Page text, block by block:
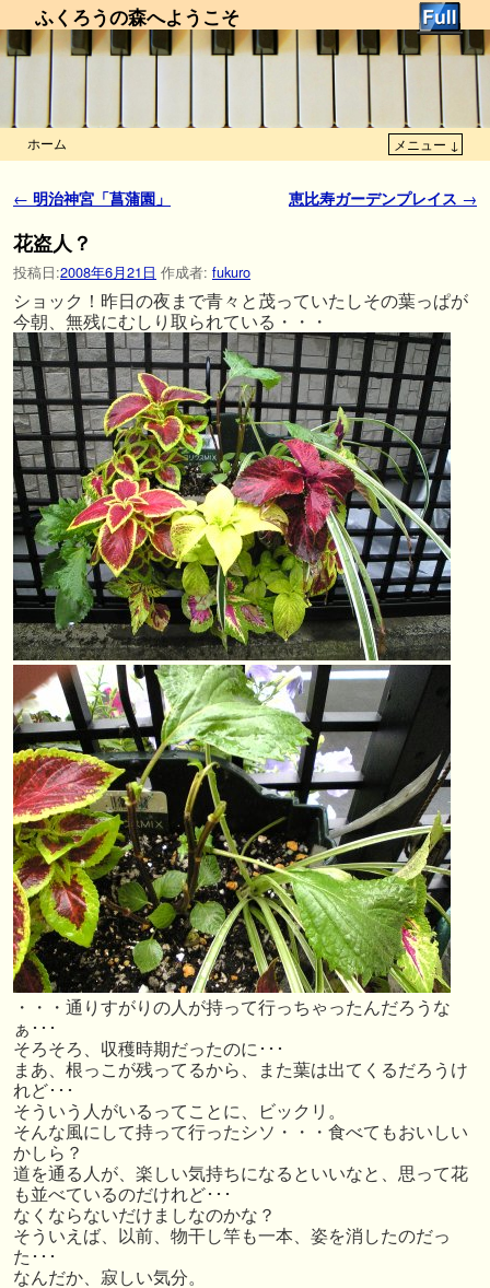
ふくろうの森へようこそ
ホーム メニュー ↓
投稿ナビゲーション
← 明治神宮「菖蒲園」 恵比寿ガーデンプレイス →
花盗人？
投稿日:2008年6月21日 作成者: fukuro
ショック！昨日の夜まで青々と茂っていたしその葉っぱが
今朝、無残にむしり取られている・・・
・・・通りすがりの人が持って行っちゃったんだろうな
ぁ･･･
そろそろ、収穫時期だったのに･･･
まあ、根っこが残ってるから、また葉は出てくるだろうけ
れど･･･
そういう人がいるってことに、ビックリ。
そんな風にして持って行ったシソ・・・食べてもおいしい
かしら？
道を通る人が、楽しい気持ちになるといいなと、思って花
も並べているのだけれど･･･
なくならないだけましなのかな？
そういえば、以前、物干し竿も一本、姿を消したのだっ
た･･･
なんだか、寂しい気分。